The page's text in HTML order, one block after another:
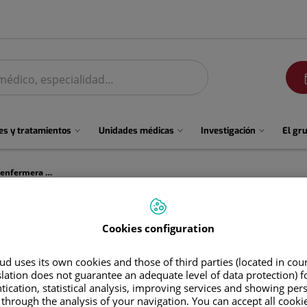
y tratamientos Unidades médicas Investigación El
#ADN Quirónsalud: Lorena Carballo, enfermera perfusionista
enfermera
Cookies configuration
uses its own cookies and those of third parties (located in
does not guarantee an adequate level of data protection)
statistical analysis, improving services and showing
the analysis of your navigation. You can accept all